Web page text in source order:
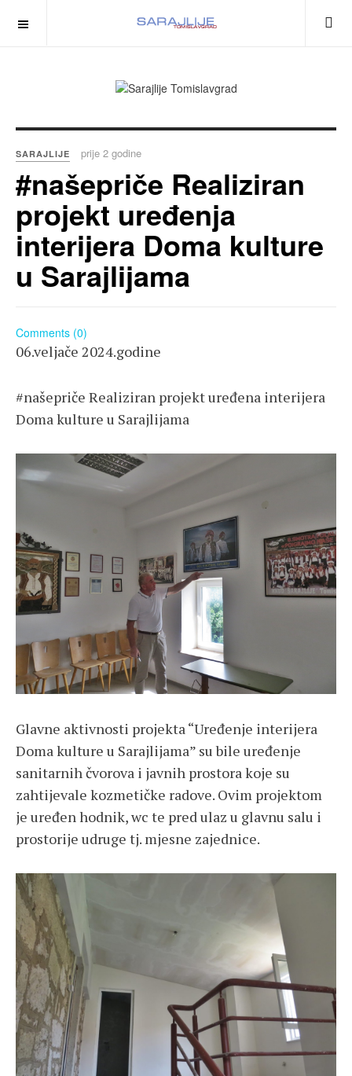
SARAJLIJE prije 2 godine
#našepriče Realiziran
projekt uređenja
interijera Doma kulture
u Sarajlijama
Comments (0)
06.veljače 2024.godine
#našepriče Realiziran projekt uređena interijera
Doma kulture u Sarajlijama
Glavne aktivnosti projekta “Uređenje interijera
Doma kulture u Sarajlijama” su bile uređenje
sanitarnih čvorova i javnih prostora koje su
zahtijevale kozmetičke radove. Ovim projektom
je uređen hodnik, wc te pred ulaz u glavnu salu i
prostorije udruge tj. mjesne zajednice.